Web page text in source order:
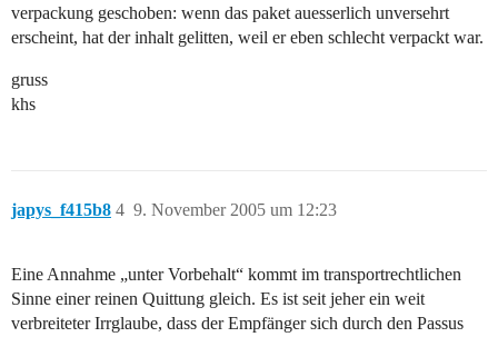
verpackung geschoben: wenn das paket auesserlich unversehrt
erscheint, hat der inhalt gelitten, weil er eben schlecht verpackt war.
gruss
khs
japys_f415b8 9. November 2005 um 12:23
4
Eine Annahme „unter Vorbehalt“ kommt im transportrechtlichen
Sinne einer reinen Quittung gleich. Es ist seit jeher ein weit
verbreiteter Irrglaube, dass der Empfänger sich durch den Passus